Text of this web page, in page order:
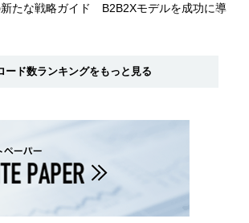
たな戦略ガイド B2B2Xモデルを成功に導
ード数ランキングをもっと見る